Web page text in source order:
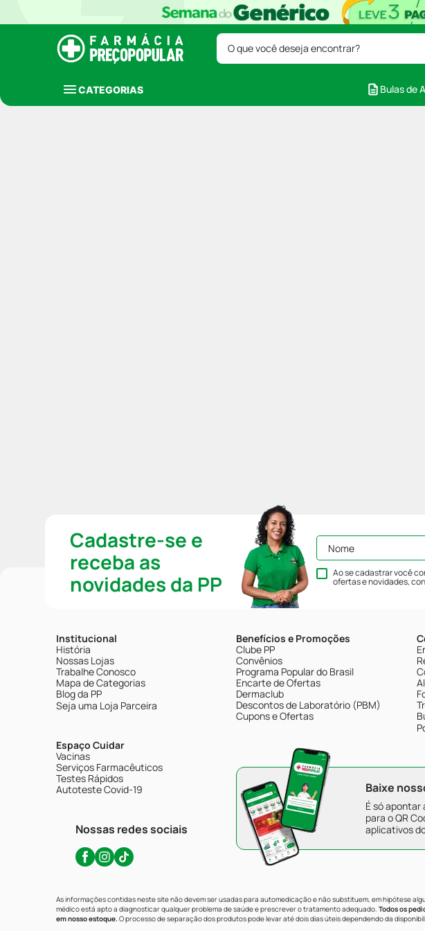
O que você deseja encontrar?
CATEGORIAS Bulas de
Cadastre-se e
receba as
novidades da PP
Ao se cadastrar você
ofertas e novidades,
Institucional
História
Nossas Lojas
Trabalhe Conosco
Mapa de Categorias
Blog da PP
Seja uma Loja Parceira
Espaço Cuidar
Vacinas
Serviços Farmacêuticos
Testes Rápidos
Autoteste Covid-19
Nossas redes sociais
Benefícios e Promoções
Clube PP
Convênios
Programa Popular do Brasil
Encarte de Ofertas
Dermaclub
Descontos de Laboratório (PBM)
Cupons e Ofertas
Baixe
É só apontar
para o QR
aplicativos
As informações contidas neste site não devem ser usadas para automedicação e não substituem, em hipótese
médico está apto a diagnosticar qualquer problema de saúde e prescrever o tratamento adequado. Todos os
em nosso estoque.O processo de separação dos produtos pode levar até dois dias úteis dependendo da